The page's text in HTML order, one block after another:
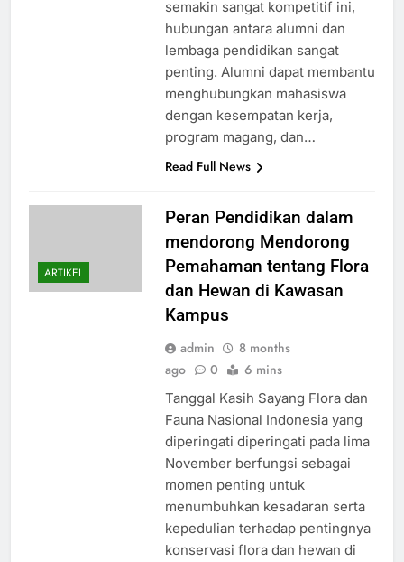
semakin sangat kompetitif ini,
hubungan antara alumni dan
lembaga pendidikan sangat
penting. Alumni dapat membantu
menghubungkan mahasiswa
dengan kesempatan kerja,
program magang, dan…
Read Full News
ARTIKEL
Peran Pendidikan dalam
mendorong Mendorong
Pemahaman tentang Flora
dan Hewan di Kawasan
Kampus
admin
8 months
ago
0 6 mins
Tanggal Kasih Sayang Flora dan
Fauna Nasional Indonesia yang
diperingati diperingati pada lima
November berfungsi sebagai
momen penting untuk
menumbuhkan kesadaran serta
kepedulian terhadap pentingnya
konservasi flora dan hewan di